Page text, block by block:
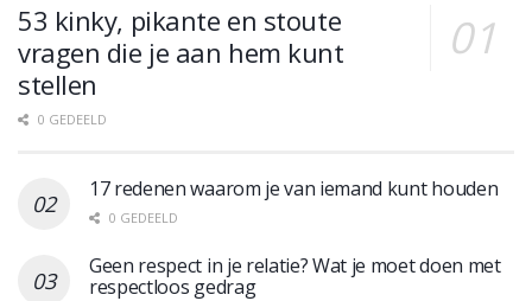
53 kinky, pikante en stoute
vragen die je aan hem kunt
stellen
0 GEDEELD
17 redenen waarom je van iemand kunt houden
0 GEDEELD
Geen respect in je relatie? Wat je moet doen met
respectloos gedrag